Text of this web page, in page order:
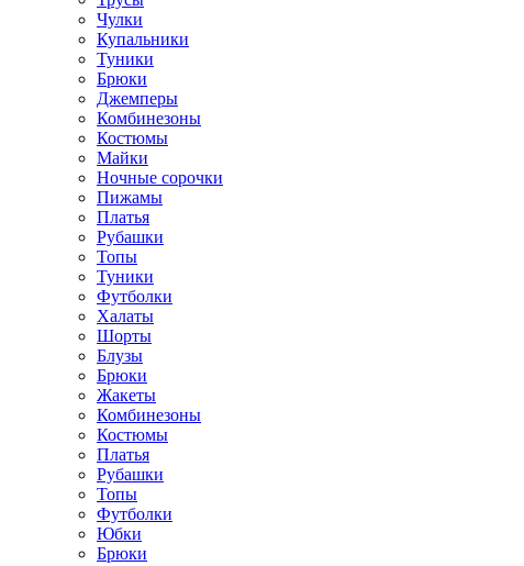
Чулки
Купальники
Туники
Брюки
Джемперы
Комбинезоны
Костюмы
Майки
Ночные сорочки
Пижамы
Платья
Рубашки
Топы
Туники
Футболки
Халаты
Шорты
Блузы
Брюки
Жакеты
Комбинезоны
Костюмы
Платья
Рубашки
Топы
Футболки
Юбки
Брюки